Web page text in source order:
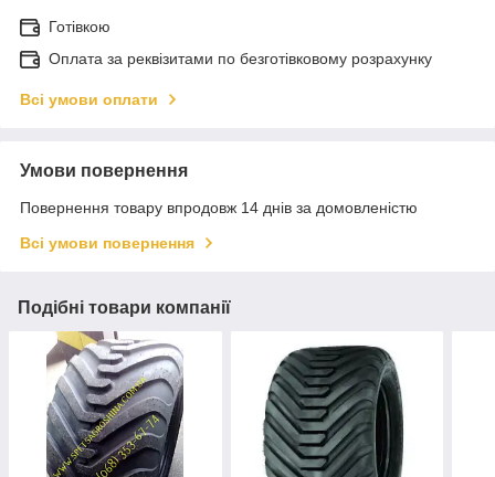
Готівкою
Оплата за реквізитами по безготівковому розрахунку
Всі умови оплати
Умови повернення
Повернення товару впродовж 14 днів за домовленістю
Всі умови повернення
Подібні товари компанії